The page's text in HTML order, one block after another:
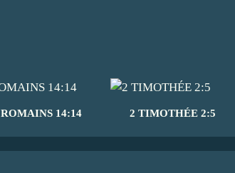
ROMAINS 14:14 2 TIMOTHÉE 2:5